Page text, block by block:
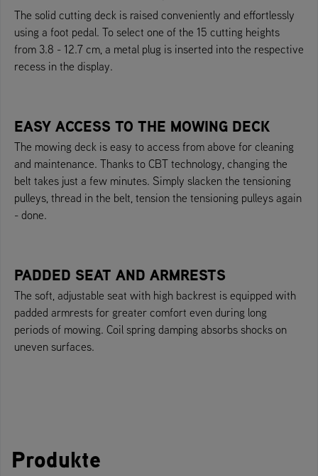
The solid cutting deck is raised conveniently and effortlessly
using a foot pedal. To select one of the 15 cutting heights
from 3.8 - 12.7 cm, a metal plug is inserted into the respective
recess in the display.
EASY ACCESS TO THE MOWING DECK
The mowing deck is easy to access from above for cleaning
and maintenance. Thanks to CBT technology, changing the
belt takes just a few minutes. Simply slacken the tensioning
pulleys, thread in the belt, tension the tensioning pulleys again
- done.
PADDED SEAT AND ARMRESTS
The soft, adjustable seat with high backrest is equipped with
padded armrests for greater comfort even during long
periods of mowing. Coil spring damping absorbs shocks on
uneven surfaces.
Produkte